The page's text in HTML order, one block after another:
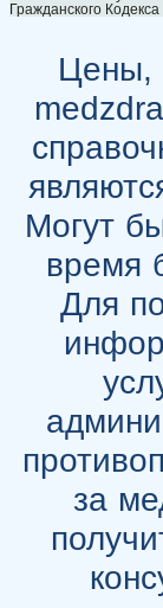
Гражданского Кодекса
Цены,
Могут
время
Для
за